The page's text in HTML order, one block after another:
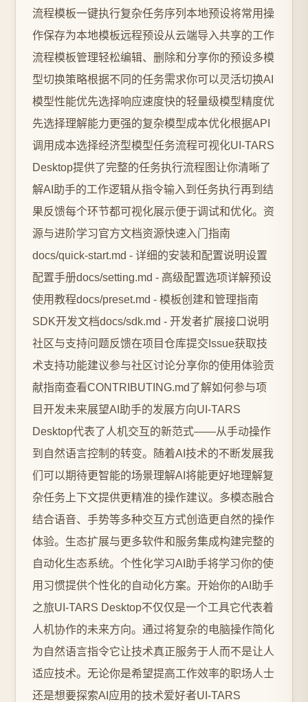
流程模板一键执行复杂任务序列本地预设将常用操
作保存为本地模板远程预设从云端导入共享的工作
流程模板管理轻松编辑、删除和分享你的预设多模
型切换策略根据不同的任务需求你可以灵活切换AI
模型性能优先选择响应速度快的轻量级模型精度优
先选择理解能力更强的复杂模型成本优化根据API
调用成本选择经济型模型任务流程可视化UI-TARS
Desktop提供了完整的任务执行流程图让你清晰了
解AI助手的工作逻辑从指令输入到任务执行再到结
果反馈每个环节都可视化展示便于调试和优化。资
源与进阶学习官方文档资源快速入门指南
docs/quick-start.md - 详细的安装和配置说明设置
配置手册docs/setting.md - 高级配置选项详解预设
使用教程docs/preset.md - 模板创建和管理指南
SDK开发文档docs/sdk.md - 开发者扩展接口说明
社区与支持问题反馈在项目仓库提交Issue获取技
术支持功能建议参与社区讨论分享你的使用体验贡
献指南查看CONTRIBUTING.md了解如何参与项
目开发未来展望AI助手的发展方向UI-TARS
Desktop代表了人机交互的新范式——从手动操作
到自然语言控制的转变。随着AI技术的不断发展我
们可以期待更智能的场景理解AI将能更好地理解复
杂任务上下文提供更精准的操作建议。多模态融合
结合语音、手势等多种交互方式创造更自然的操作
体验。生态扩展与更多软件和服务集成构建完整的
自动化生态系统。个性化学习AI助手将学习你的使
用习惯提供个性化的自动化方案。开始你的AI助手
之旅UI-TARS Desktop不仅仅是一个工具它代表着
人机协作的未来方向。通过将复杂的电脑操作简化
为自然语言指令它让技术真正服务于人而不是让人
适应技术。无论你是希望提高工作效率的职场人士
还是想要探索AI应用的技术爱好者UI-TARS